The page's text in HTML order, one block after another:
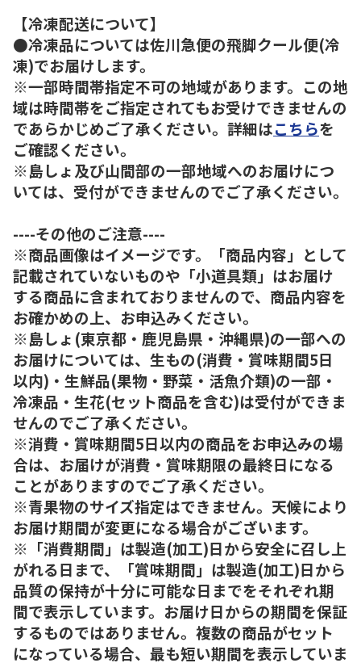
【冷凍配送について】
●冷凍品については佐川急便の飛脚クール便(冷
凍)でお届けします。
※一部時間帯指定不可の地域があります。この地
域は時間帯をご指定されてもお受けできませんの
であらかじめご了承ください。詳細はこちらを
ご確認ください。
※島しょ及び山間部の一部地域へのお届けにつ
いては、受付ができませんのでご了承ください。
----その他のご注意----
※商品画像はイメージです。「商品内容」として
記載されていないものや「小道具類」はお届け
する商品に含まれておりませんので、商品内容を
お確かめの上、お申込みください。
※島しょ(東京都・鹿児島県・沖縄県)の一部への
お届けについては、生もの(消費・賞味期間5日
以内)・生鮮品(果物・野菜・活魚介類)の一部・
冷凍品・生花(セット商品を含む)は受付ができま
せんのでご了承ください。
※消費・賞味期間5日以内の商品をお申込みの場
合は、お届けが消費・賞味期限の最終日になる
ことがありますのでご了承ください。
※青果物のサイズ指定はできません。天候により
お届け期間が変更になる場合がございます。
※「消費期間」は製造(加工)日から安全に召し上
がれる日まで、「賞味期間」は製造(加工)日から
品質の保持が十分に可能な日までをそれぞれ期
間で表示しています。お届け日からの期間を保証
するものではありません。複数の商品がセット
になっている場合、最も短い期間を表示していま